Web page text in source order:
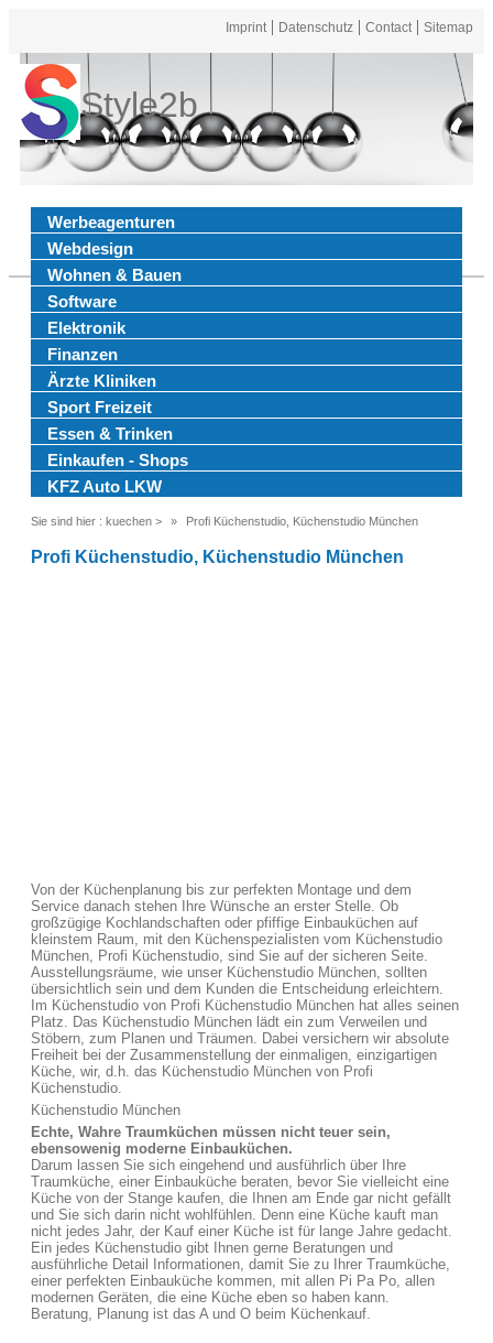
Imprint Datenschutz Contact Sitemap
Style2b
Werbeagenturen
Webdesign
Wohnen & Bauen
Software
Elektronik
Finanzen
Ärzte Kliniken
Sport Freizeit
Essen & Trinken
Einkaufen - Shops
KFZ Auto LKW
Sie sind hier : kuechen > Profi Küchenstudio, Küchenstudio München
Profi Küchenstudio, Küchenstudio München
Von der Küchenplanung bis zur perfekten Montage und dem
Service danach stehen Ihre Wünsche an erster Stelle. Ob
großzügige Kochlandschaften oder pfiffige Einbauküchen auf
kleinstem Raum, mit den Küchenspezialisten vom Küchenstudio
München, Profi Küchenstudio, sind Sie auf der sicheren Seite.
Ausstellungsräume, wie unser Küchenstudio München, sollten
übersichtlich sein und dem Kunden die Entscheidung erleichtern.
Im Küchenstudio von Profi Küchenstudio München hat alles seinen
Platz. Das Küchenstudio München lädt ein zum Verweilen und
Stöbern, zum Planen und Träumen. Dabei versichern wir absolute
Freiheit bei der Zusammenstellung der einmaligen, einzigartigen
Küche, wir, d.h. das Küchenstudio München von Profi
Küchenstudio.
Küchenstudio München
Echte, Wahre Traumküchen müssen nicht teuer sein,
ebensowenig moderne Einbauküchen.
Darum lassen Sie sich eingehend und ausführlich über Ihre
Traumküche, einer Einbauküche beraten, bevor Sie vielleicht eine
Küche von der Stange kaufen, die Ihnen am Ende gar nicht gefällt
und Sie sich darin nicht wohlfühlen. Denn eine Küche kauft man
nicht jedes Jahr, der Kauf einer Küche ist für lange Jahre gedacht.
Ein jedes Küchenstudio gibt Ihnen gerne Beratungen und
ausführliche Detail Informationen, damit Sie zu Ihrer Traumküche,
einer perfekten Einbauküche kommen, mit allen Pi Pa Po, allen
modernen Geräten, die eine Küche eben so haben kann.
Beratung, Planung ist das A und O beim Küchenkauf.